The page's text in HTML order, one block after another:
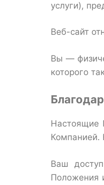
услуги),
Веб-сайт
Вы —
которого
Настоящие
Компанией.
Ваш
Положения